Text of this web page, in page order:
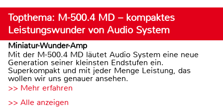
Topthema: M-500.4 MD – kompaktes
Leistungswunder von Audio System
Miniatur-Wunder-Amp
Mit der M-500.4 MD läutet Audio System eine neue
Generation seiner kleinsten Endstufen ein.
Superkompakt und mit jeder Menge Leistung, das
wollen wir uns genauer ansehen.
>> Mehr erfahren
>> Alle anzeigen